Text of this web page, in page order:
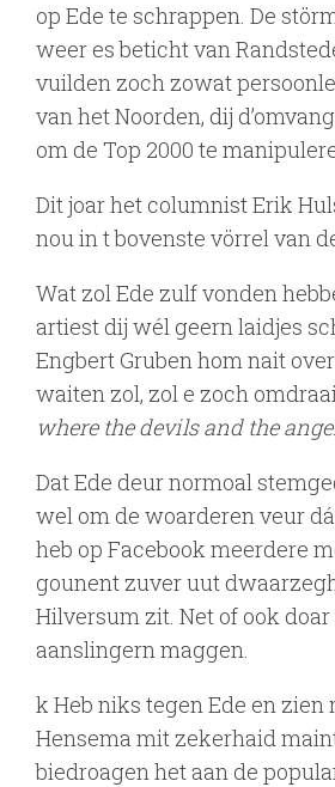
op Ede te schrappen. De
weer es beticht van
vuilden zoch zowat
van het Noorden, dij
om de Top 2000 te
Dit joar het columnist Erik
nou in t bovenste vörrel van
Wat zol Ede zulf vonden
artiest dij wél geern laidjes
Engbert Gruben hom nait
waiten zol, zol e zoch
where the devils and the
Dat Ede deur normoal
wel om de woarderen veur
heb op Facebook meerdere
gounent zuver uut
Hilversum zit. Net of ook
aanslingern maggen.
k Heb niks tegen Ede en zien
Hensema mit zekerhaid
biedroagen het aan de